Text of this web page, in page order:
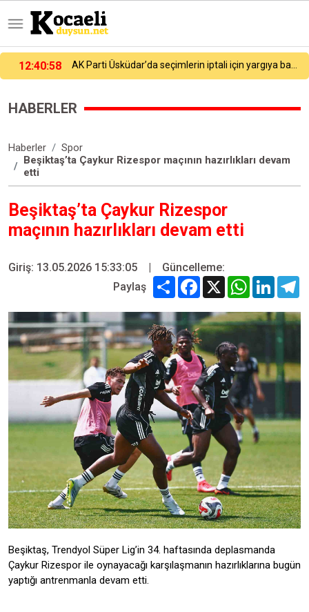
12:40:58
HABERLER
Haberler
Spor
Beşiktaş’ta Çaykur Rizespor maçının hazırlıkları devam
etti
Beşiktaş’ta Çaykur Rizespor
maçının hazırlıkları devam etti
Giriş: 13.05.2026 15:33:05 |
Güncelleme:
Paylaş
Share Facebook
X WhatsApp
Beşiktaş, Trendyol Süper Lig’in 34. haftasında deplasmanda
Çaykur Rizespor ile oynayacağı karşılaşmanın hazırlıklarına bugün
yaptığı antrenmanla devam etti.